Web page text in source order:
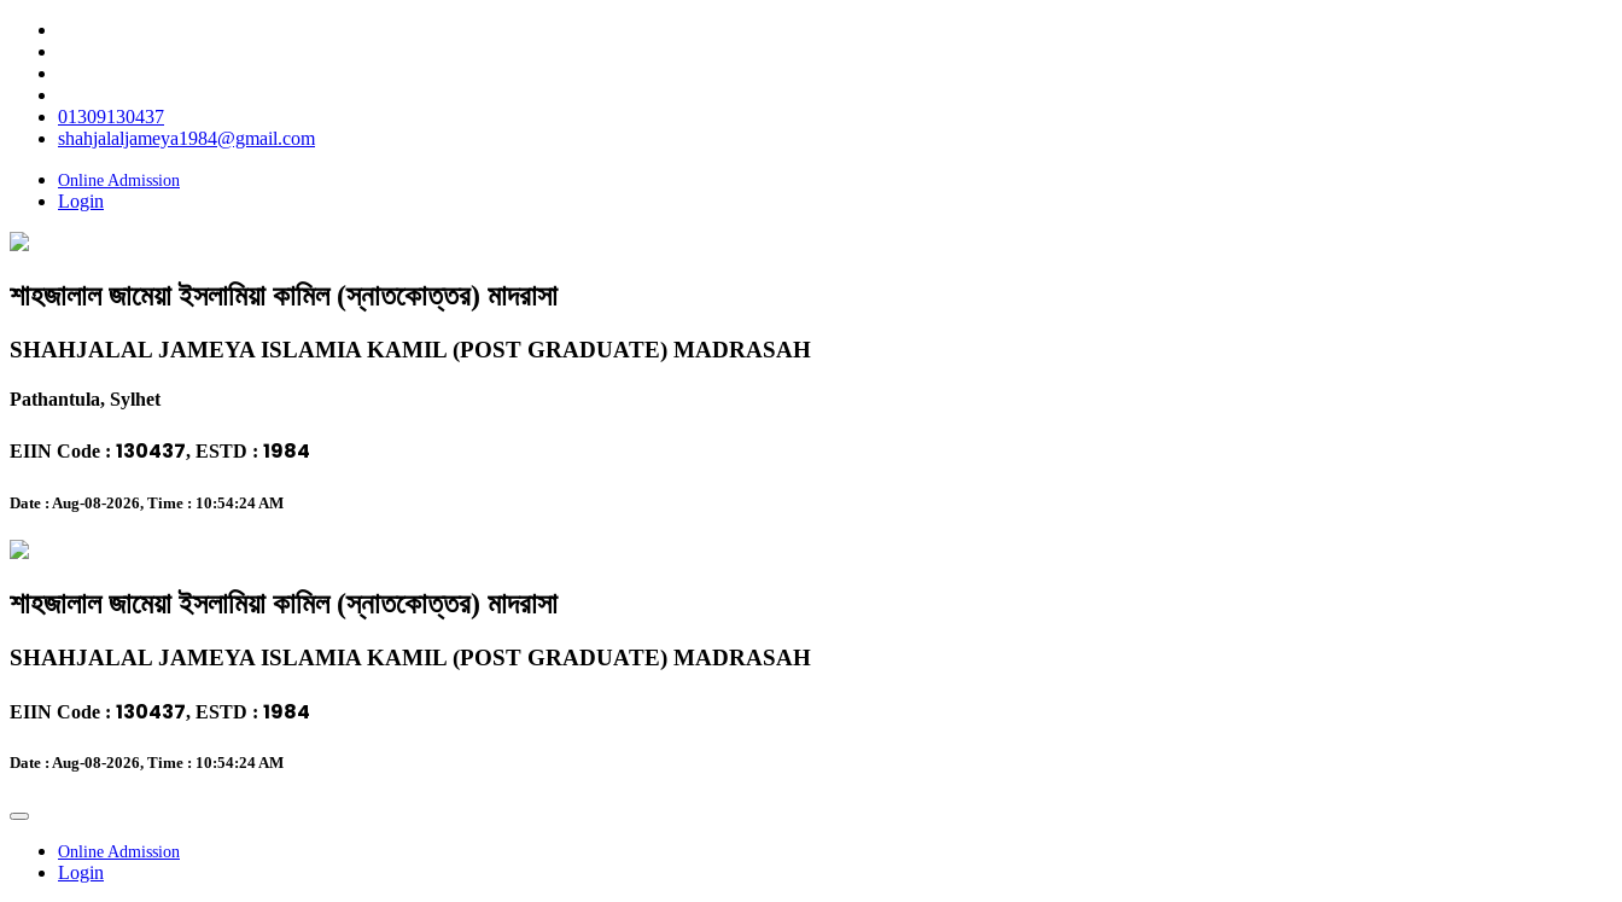
01309130437
shahjalaljameya1984@gmail.com
Online Admission
Login
শাহজালাল জামেয়া ইসলামিয়া কামিল (স্নাতকোত্তর) মাদরাসা
SHAHJALAL JAMEYA ISLAMIA KAMIL (POST GRADUATE) MADRASAH
Pathantula, Sylhet
EIIN Code : 130437, ESTD : 1984
Date : Aug-08-2026, Time : 10:54:25 AM
শাহজালাল জামেয়া ইসলামিয়া কামিল (স্নাতকোত্তর) মাদরাসা
SHAHJALAL JAMEYA ISLAMIA KAMIL (POST GRADUATE) MADRASAH
EIIN Code : 130437, ESTD : 1984
Date : Aug-08-2026, Time : 10:54:25 AM
Online Admission
Login